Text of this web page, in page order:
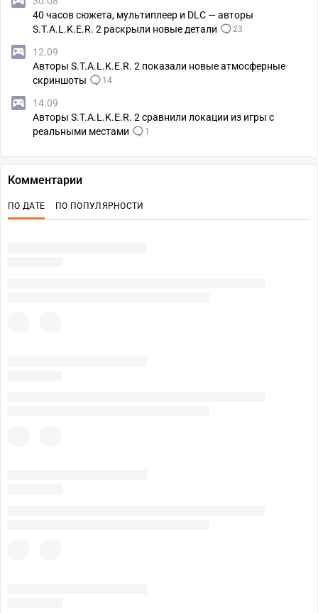
40 часов сюжета, мультиплеер и DLC — авторы
S.T.A.L.K.E.R. 2 раскрыли новые детали
23
12.09
Авторы S.T.A.L.K.E.R. 2 показали новые атмосферные
скриншоты
14
14.09
Авторы S.T.A.L.K.E.R. 2 сравнили локации из игры с
реальными местами
1
Комментарии
ПО ДАТЕ ПО ПОПУЛЯРНОСТИ